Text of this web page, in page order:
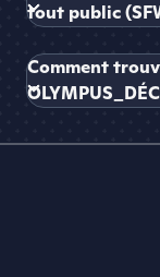
tout public
Comment